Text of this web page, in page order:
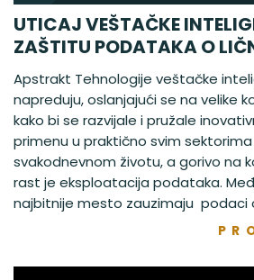
UTICAJ VEŠTAČKE
ZAŠTITU PODATAKA O
Apstrakt Tehnologije veštačke
napreduju, oslanjajući se na velike
kako bi se razvijale i pružale
primenu u praktično svim sektorima
svakodnevnom životu, a gorivo na
rast je eksploatacija podataka.
najbitnije mesto zauzimaju podaci